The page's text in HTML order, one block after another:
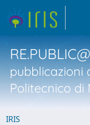
pubblicazioni
Politecnico di
IRIS